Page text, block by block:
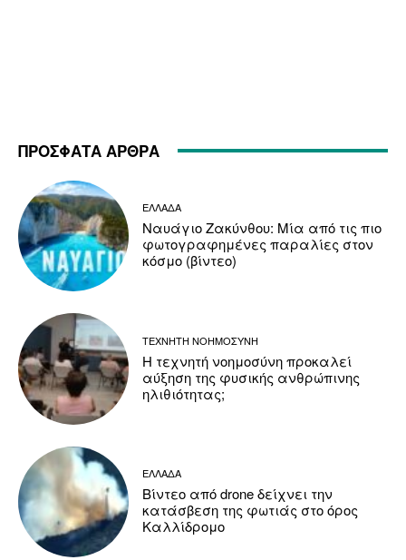
ΠΡΟΣΦΑΤΑ ΑΡΘΡΑ
ΕΛΛΑΔΑ
Ναυάγιο Ζακύνθου: Μία από τις πιο
φωτογραφημένες παραλίες στον
κόσμο (βίντεο)
ΤΕΧΝΗΤΗ ΝΟΗΜΟΣΥΝΗ
Η τεχνητή νοημοσύνη προκαλεί
αύξηση της φυσικής ανθρώπινης
ηλιθιότητας;
ΕΛΛΑΔΑ
Βίντεο από drone δείχνει την
κατάσβεση της φωτιάς στο όρος
Καλλίδρομο